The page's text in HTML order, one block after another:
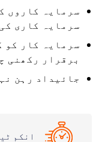
سرمایہ کاروں
سرمایہ کاری
برقرار رکھنی
جائیداد رہن
انکم